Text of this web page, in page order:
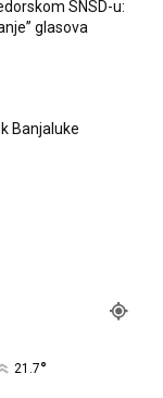
SNSD-u:
glasova
Banjaluke
21.7°